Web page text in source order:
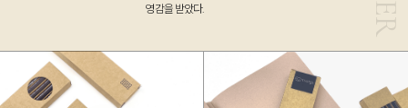
영감을 받았다.